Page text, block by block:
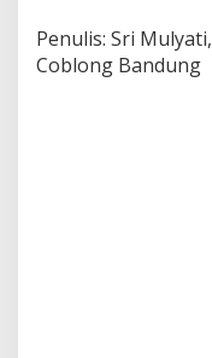
Penulis: Sri
Coblong Bandung